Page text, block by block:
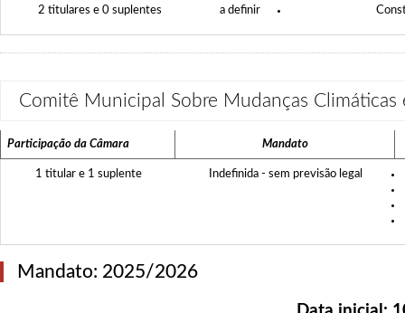
2 titulares e 0 suplentes a definir
Comitê Municipal Sobre Mudanças Climáticas
Participação da Câmara Mandato
1 titular e 1 suplente Indefinida - sem previsão legal
Mandato: 2025/2026